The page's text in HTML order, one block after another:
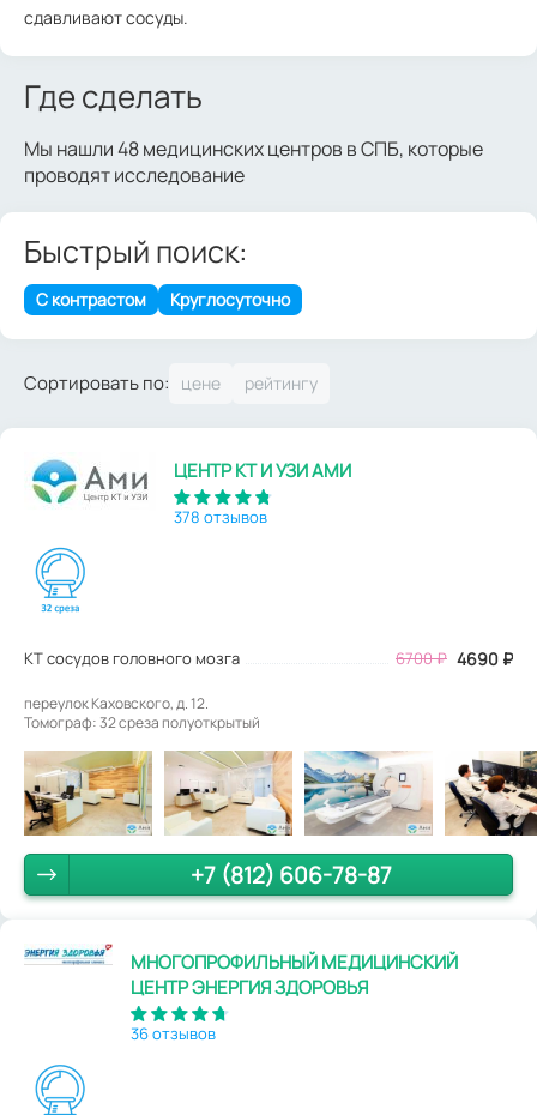
сдавливают сосуды.
Где сделать
Мы нашли 48 медицинских центров в СПБ, которые
проводят исследование
Быстрый поиск:
С контрастом Круглосуточно
Сортировать по:
ЦЕНТР КТ И УЗИ АМИ
378 отзывов
КТ сосудов головного мозга 6700₽ 4690 ₽
переулок Каховского, д. 12.
Томограф: 32 среза полуоткрытый
+7 (812) 606-78-87
МНОГОПРОФИЛЬНЫЙ МЕДИЦИНСКИЙ
ЦЕНТР ЭНЕРГИЯ ЗДОРОВЬЯ
36 отзывов